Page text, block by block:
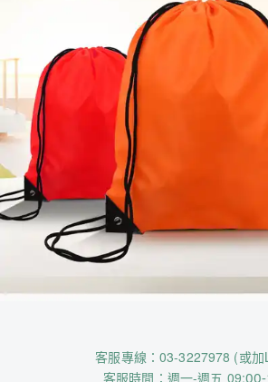
客服專線：03-3227978 (或加
客服時間：週一-週五 09: